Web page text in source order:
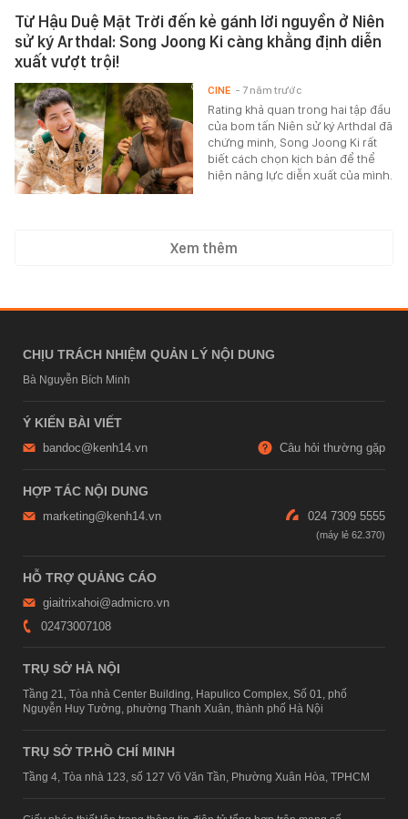
Từ Hậu Duệ Mặt Trời đến kẻ gánh lời nguyền ở Niên
sử ký Arthdal: Song Joong Ki càng khẳng định diễn
xuất vượt trội!
Rating khả quan trong hai tập đầu
của bom tấn Niên sử ký Arthdal đã
chứng minh, Song Joong Ki rất
biết cách chọn kịch bản để thể
hiện năng lực diễn xuất của mình.
CINE - 7 năm trước
Xem thêm
CHỊU TRÁCH NHIỆM QUẢN LÝ NỘI DUNG
Bà Nguyễn Bích Minh
Ý KIẾN BÀI VIẾT
bandoc@kenh14.vn Câu hỏi thường gặp
HỢP TÁC NỘI DUNG
marketing@kenh14.vn 024 7309 5555
HỖ TRỢ QUẢNG CÁO
giaitrixahoi@admicro.vn
02473007108
TRỤ SỞ HÀ NỘI
Tầng 21, Tòa nhà Center Building, Hapulico Complex, Số 01, phố
Nguyễn Huy Tưởng, phường Thanh Xuân, thành phố Hà Nội
TRỤ SỞ TP.HỒ CHÍ MINH
Tầng 4, Tòa nhà 123, số 127 Võ Văn Tần, Phường Xuân Hòa, TPHCM